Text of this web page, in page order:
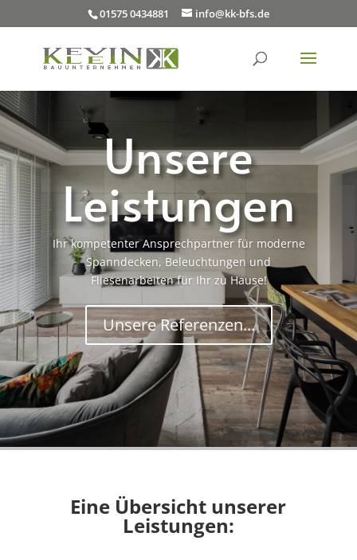
01575 0434881 info@kk-bfs.de
Unsere
Leistungen
Ihr kompetenter Ansprechpartner für moderne
Spanndecken, Beleuchtungen und
Fliesenarbeiten für Ihr zu Hause!
Unsere Referenzen...
Eine Übersicht unserer
Leistungen: